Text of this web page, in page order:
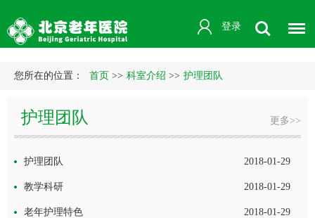
登录
您所在的位置： 首页 >> 科室介绍 >> 护理团队
更多>>
护理团队
2018-01-29
护理团队
2018-01-29
教学科研
2018-01-29
老年护理特色